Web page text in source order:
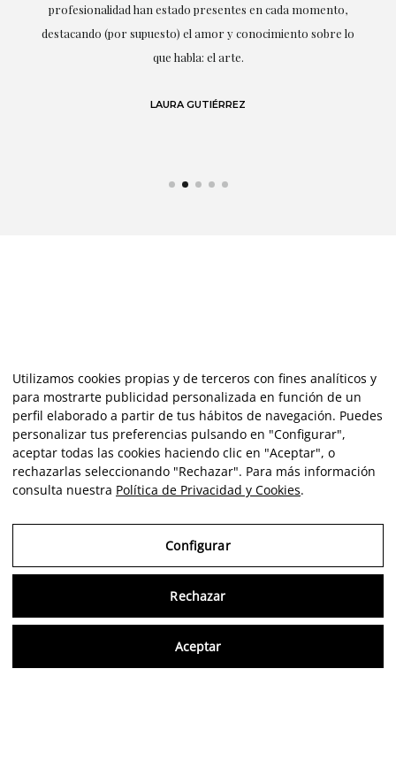
profesionalidad han estado presentes en cada momento,
destacando (por supuesto) el amor y conocimiento sobre lo
que habla: el arte.
LAURA GUTIÉRREZ
Utilizamos cookies propias y de terceros con fines analíticos y
para mostrarte publicidad personalizada en función de un
perfil elaborado a partir de tus hábitos de navegación. Puedes
personalizar tus preferencias pulsando en "Configurar",
aceptar todas las cookies haciendo clic en "Aceptar", o
rechazarlas seleccionando "Rechazar". Para más información
consulta nuestra Política de Privacidad y Cookies.
Configurar
Rechazar
Aceptar